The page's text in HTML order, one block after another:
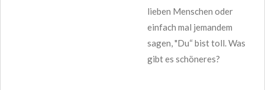
lieben Menschen oder
einfach mal jemandem
sagen, "Du“ bist toll. Was
gibt es schöneres?